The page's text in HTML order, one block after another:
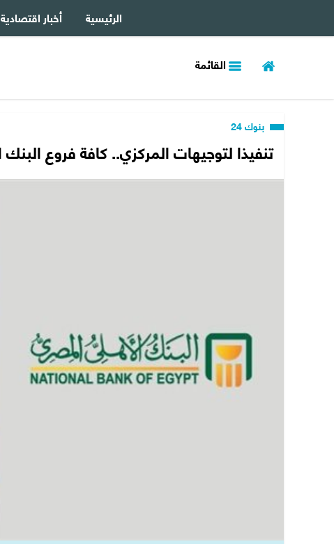
الرئيسية أخبار اقتصادية
القائمة
بنوك 24
تنفيذا لتوجيهات المركزي.. كافة فروع